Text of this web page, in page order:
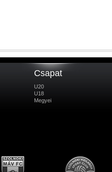
Csapat
U20
U18
Megyei